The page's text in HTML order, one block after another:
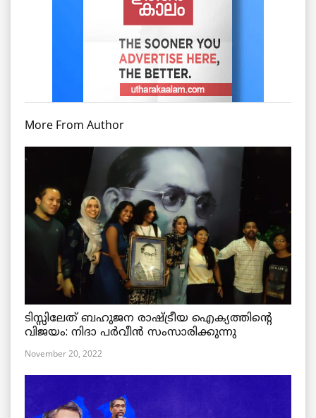
More From Author
ടിസ്സിലേത് ബഹുജന രാഷ്ട്രീയ ഐക്യത്തിന്റെ
വിജയം: നിദാ പർവീൻ സംസാരിക്കുന്നു
November 20, 2022